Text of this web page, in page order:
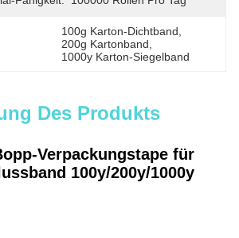
100g Karton-Dichtband
200g Kartonband
1000y Karton-Siegelband
Des Produkts
Verpackungstape für
100y/200y/1000y